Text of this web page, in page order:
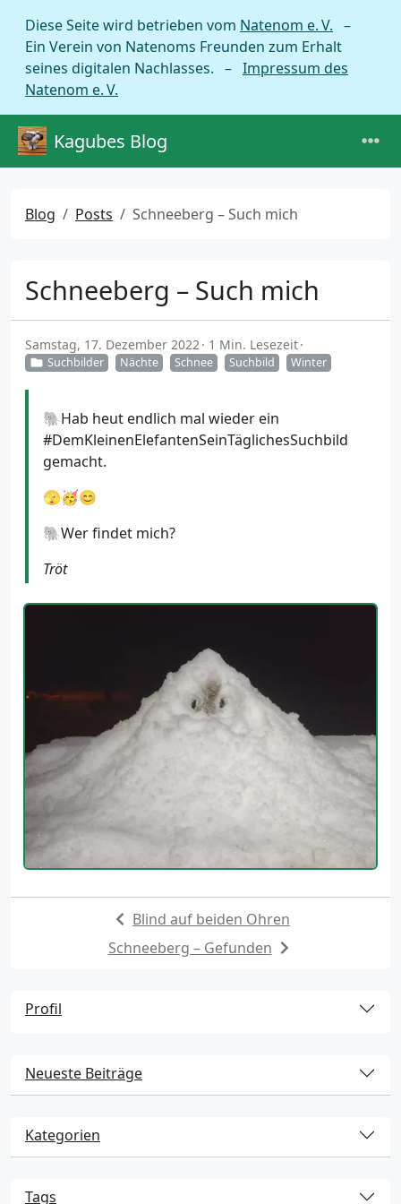
Diese Seite wird betrieben vom Natenom e. V. –
Ein Verein von Natenoms Freunden zum Erhalt
seines digitalen Nachlasses. – Impressum des
Natenom e. V.
Kagubes Blog
Blog Posts Schneeberg – Such mich
Schneeberg – Such mich
Samstag, 17. Dezember 2022 1 Min. Lesezeit
Suchbilder Nächte Schnee Suchbild Winter
🐘Hab heut endlich mal wieder ein
#DemKleinenElefantenSeinTäglichesSuchbild
gemacht.
🫣🥳😊
🐘Wer findet mich?
Tröt
Blind auf beiden Ohren
Schneeberg – Gefunden
Profil
Neueste Beiträge
Kategorien
Tags